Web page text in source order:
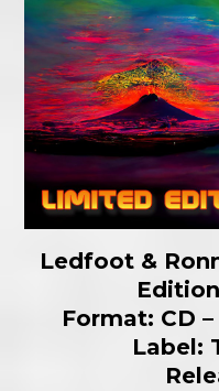
Ledfoot &
Format: CD
Label: